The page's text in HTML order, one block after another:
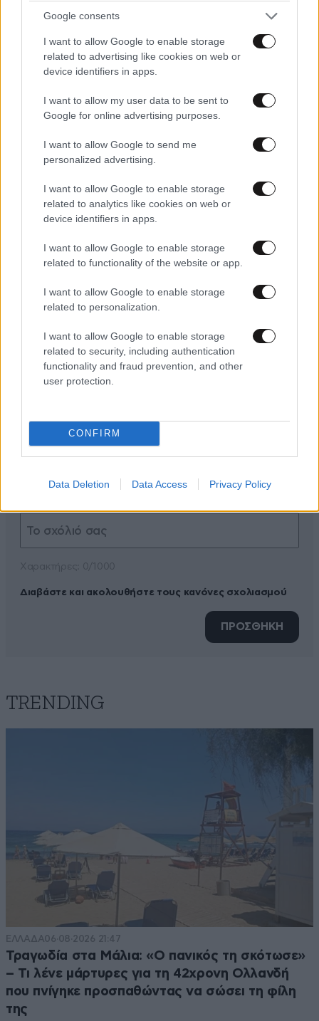
Google consents
I want to allow Google to enable storage
related to advertising like cookies on web or
device identifiers in apps.
I want to allow my user data to be sent to
Google for online advertising purposes.
I want to allow Google to send me
personalized advertising.
I want to allow Google to enable storage
related to analytics like cookies on web or
device identifiers in apps.
I want to allow Google to enable storage
related to functionality of the website or app.
I want to allow Google to enable storage
related to personalization.
I want to allow Google to enable storage
related to security, including authentication
functionality and fraud prevention, and other
user protection.
CONFIRM
Data Deletion Data Access Privacy Policy
Ακολουθήστε τοNEWSBEASTστοGoogle News
και μάθετε πρώτοι όλες τις ειδήσεις
ΣΧΌΛΙΑ ΑΝΑΓΝΩΣΤΏΝ
Διαβάστε και ακολουθήστε τους κανόνες σχολιασμού
ΠΡΟΣΘΗΚΗ
TRENDING
ΕΛΛΑΔΑ06·08·2026 21:47
Τραγωδία στα Μάλια: «Ο πανικός τη σκότωσε»
– Τι λένε μάρτυρες για τη 42χρονη Ολλανδή
που πνίγηκε προσπαθώντας να σώσει τη φίλη
της